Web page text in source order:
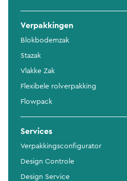
Verpakkingen
Blokbodemzak
Stazak
Vlakke Zak
Flexibele rolverpakking
Flowpack
Services
Verpakkingsconfigurator
Design Controle
Design Service